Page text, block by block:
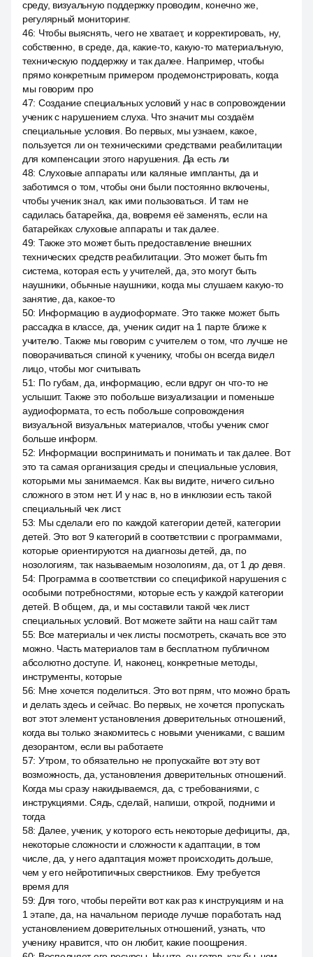
среду, визуальную поддержку проводим, конечно же,
регулярный мониторинг.
46: Чтобы выяснять, чего не хватает, и корректировать, ну,
собственно, в среде, да, какие-то, какую-то материальную,
техническую поддержку и так далее. Например, чтобы
прямо конкретным примером продемонстрировать, когда
мы говорим про
47: Создание специальных условий у нас в сопровождении
ученик с нарушением слуха. Что значит мы создаём
специальные условия. Во первых, мы узнаем, какое,
пользуется ли он техническими средствами реабилитации
для компенсации этого нарушения. Да есть ли
48: Слуховые аппараты или каляные импланты, да и
заботимся о том, чтобы они были постоянно включены,
чтобы ученик знал, как ими пользоваться. И там не
садилась батарейка, да, вовремя её заменять, если на
батарейках слуховые аппараты и так далее.
49: Также это может быть предоставление внешних
технических средств реабилитации. Это может быть fm
система, которая есть у учителей, да, это могут быть
наушники, обычные наушники, когда мы слушаем какую-то
занятие, да, какое-то
50: Информацию в аудиоформате. Это также может быть
рассадка в классе, да, ученик сидит на 1 парте ближе к
учителю. Также мы говорим с учителем о том, что лучше не
поворачиваться спиной к ученику, чтобы он всегда видел
лицо, чтобы мог считывать
51: По губам, да, информацию, если вдруг он что-то не
услышит. Также это побольше визуализации и поменьше
аудиоформата, то есть побольше сопровождения
визуальной визуальных материалов, чтобы ученик смог
больше информ.
52: Информации воспринимать и понимать и так далее. Вот
это та самая организация среды и специальные условия,
которыми мы занимаемся. Как вы видите, ничего сильно
сложного в этом нет. И у нас в, но в инклюзии есть такой
специальный чек лист.
53: Мы сделали его по каждой категории детей, категории
детей. Это вот 9 категорий в соответствии с программами,
которые ориентируются на диагнозы детей, да, по
нозологиям, так называемым нозологиям, да, от 1 до девя.
54: Программа в соответствии со спецификой нарушения с
особыми потребностями, которые есть у каждой категории
детей. В общем, да, и мы составили такой чек лист
специальных условий. Вот можете зайти на наш сайт там
55: Все материалы и чек листы посмотреть, скачать все это
можно. Часть материалов там в бесплатном публичном
абсолютно доступе. И, наконец, конкретные методы,
инструменты, которые
56: Мне хочется поделиться. Это вот прям, что можно брать
и делать здесь и сейчас. Во первых, не хочется пропускать
вот этот элемент установления доверительных отношений,
когда вы только знакомитесь с новыми учениками, с вашим
дезорантом, если вы работаете
57: Утром, то обязательно не пропускайте вот эту вот
возможность, да, установления доверительных отношений.
Когда мы сразу накидываемся, да, с требованиями, с
инструкциями. Сядь, сделай, напиши, открой, подними и
тогда
58: Далее, ученик, у которого есть некоторые дефициты, да,
некоторые сложности и сложности к адаптации, в том
числе, да, у него адаптация может происходить дольше,
чем у его нейротипичных сверстников. Ему требуется
время для
59: Для того, чтобы перейти вот как раз к инструкциям и на
1 этапе, да, на начальном периоде лучше поработать над
установлением доверительных отношений, узнать, что
ученику нравится, что он любит, какие поощрения.